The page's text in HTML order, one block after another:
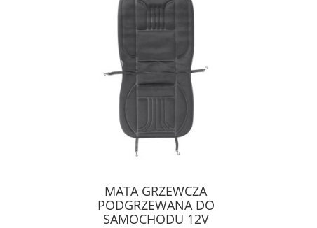
MATA GRZEWCZA
PODGRZEWANA DO
SAMOCHODU 12V